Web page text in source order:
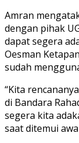
Amran
dengan pihak
dapat segera
Oesman
sudah
“Kita
di Bandara
segera kita
saat ditemui